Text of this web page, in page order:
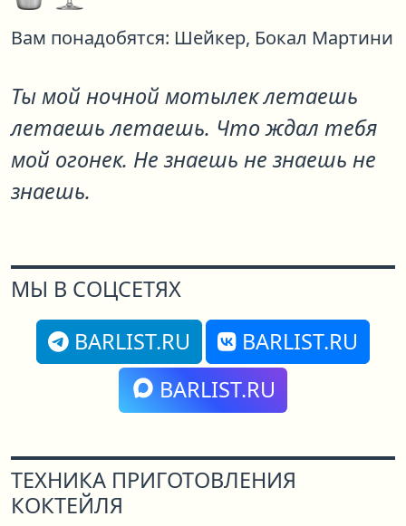
Вам понадобятся: Шейкер, Бокал Мартини
Ты мой ночной мотылек летаешь
летаешь летаешь. Что ждал тебя
мой огонек. Не знаешь не знаешь не
знаешь.
МЫ В СОЦСЕТЯХ
BARLIST.RU
BARLIST.RU
BARLIST.RU
ТЕХНИКА ПРИГОТОВЛЕНИЯ
КОКТЕЙЛЯ